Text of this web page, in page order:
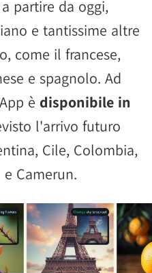
partire da oggi,
e tantissime altre
come il francese,
e spagnolo. Ad
è disponibile in
l'arrivo futuro
Cile, Colombia,
e Camerun.